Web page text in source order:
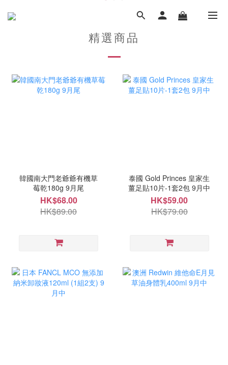
精選商品
韓國南大門老爺爺有機草
莓乾180g 9月尾
HK$68.00
HK$89.00
泰國 Gold Princes 皇家生
薑足貼10片-1套2包 9月中
HK$59.00
HK$79.00